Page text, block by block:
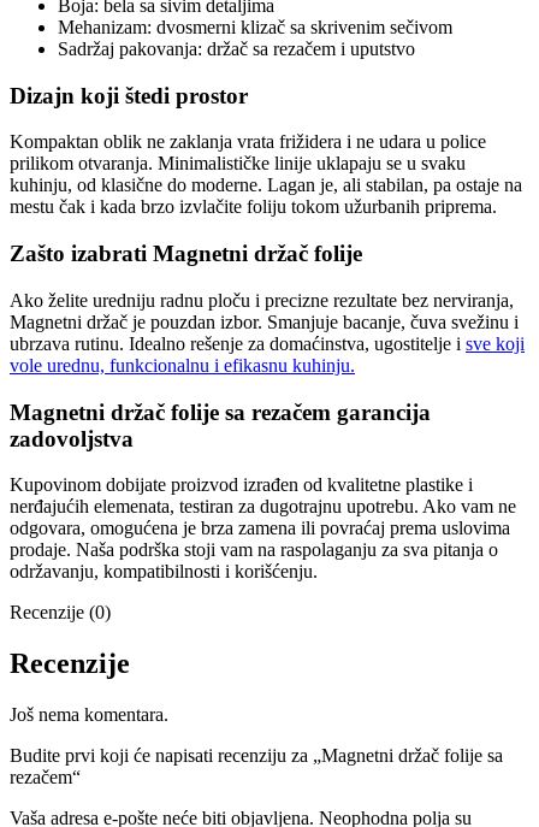
Boja: bela sa sivim detaljima
Mehanizam: dvosmerni klizač sa skrivenim sečivom
Sadržaj pakovanja: držač sa rezačem i uputstvo
Dizajn koji štedi prostor
Kompaktan oblik ne zaklanja vrata frižidera i ne udara u police
prilikom otvaranja. Minimalističke linije uklapaju se u svaku
kuhinju, od klasične do moderne. Lagan je, ali stabilan, pa ostaje na
mestu čak i kada brzo izvlačite foliju tokom užurbanih priprema.
Zašto izabrati Magnetni držač folije
Ako želite uredniju radnu ploču i precizne rezultate bez nerviranja,
Magnetni držač je pouzdan izbor. Smanjuje bacanje, čuva svežinu i
ubrzava rutinu. Idealno rešenje za domaćinstva, ugostitelje i sve koji
vole urednu, funkcionalnu i efikasnu kuhinju.
Magnetni držač folije sa rezačem garancija
zadovoljstva
Kupovinom dobijate proizvod izrađen od kvalitetne plastike i
nerđajućih elemenata, testiran za dugotrajnu upotrebu. Ako vam ne
odgovara, omogućena je brza zamena ili povraćaj prema uslovima
prodaje. Naša podrška stoji vam na raspolaganju za sva pitanja o
održavanju, kompatibilnosti i korišćenju.
Recenzije (0)
Recenzije
Još nema komentara.
Budite prvi koji će napisati recenziju za „Magnetni držač folije sa
rezačem“
Vaša adresa e-pošte neće biti objavljena. Neophodna polja su